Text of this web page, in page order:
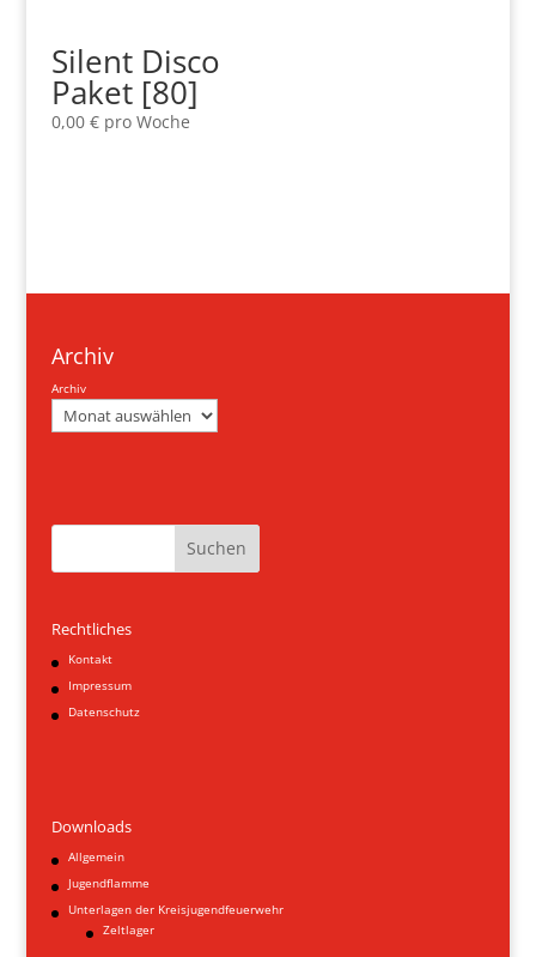
Silent Disco
Paket [80]
0,00 €pro Woche
Archiv
Archiv
Suchen
Rechtliches
Kontakt
Impressum
Datenschutz
Downloads
Allgemein
Jugendflamme
Unterlagen der Kreisjugendfeuerwehr
Zeltlager